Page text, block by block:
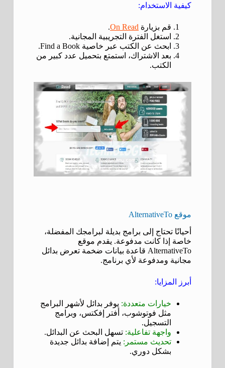
كيفية الاستخدام:
قم بزيارة On Read
.
استغل الفترة التجريبية المجانية.
ابحث عن الكتب عبر خاصية Find a Book.
بعد الاشتراك، استمتع بتحميل عدد كبير من
الكتب.
موقع AlternativeTo
أحيانًا تحتاج إلى برامج بديلة لبرامجك المفضلة،
خاصة إذا كانت مدفوعة. يقدم موقع
AlternativeTo قاعدة بيانات ضخمة تعرض بدائل
مجانية ومدفوعة لأي برنامج.
أبرز المزايا:
خيارات متعددة: يوفر بدائل لأشهر البرامج
مثل فوتوشوب، أفتر إفكتس، وبرامج
التسجيل.
واجهة تفاعلية: تسهل البحث عن البدائل.
تحديث مستمر: يتم إضافة بدائل جديدة
بشكل دوري.